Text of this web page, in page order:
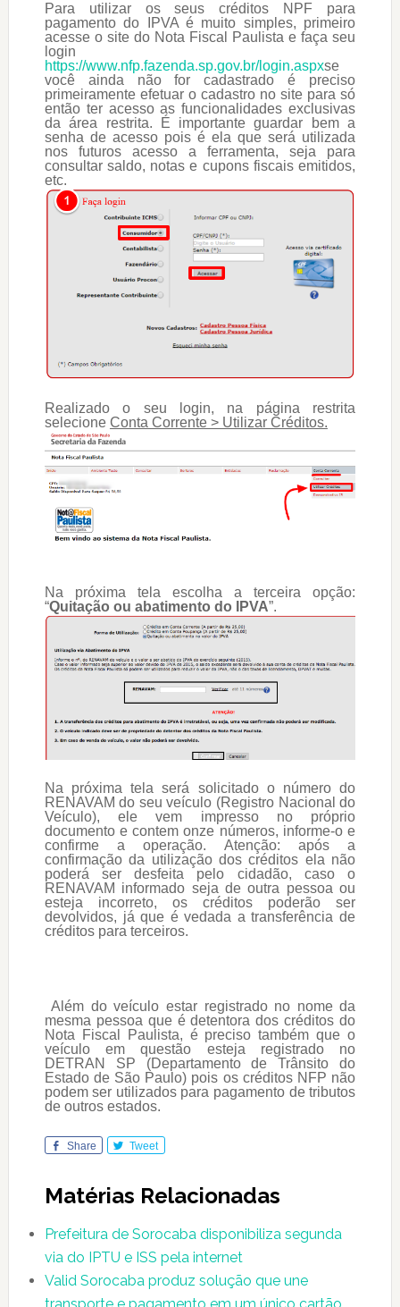
Para utilizar os seus créditos NPF para
pagamento do IPVA é muito simples, primeiro
acesse o site do Nota Fiscal Paulista e faça seu
login
https://www.nfp.fazenda.sp.gov.br/login.aspxse
você ainda não for cadastrado é preciso
primeiramente efetuar o cadastro no site para só
então ter acesso as funcionalidades exclusivas
da área restrita. É importante guardar bem a
senha de acesso pois é ela que será utilizada
nos futuros acesso a ferramenta, seja para
consultar saldo, notas e cupons fiscais emitidos,
etc.
Realizado o seu login, na página restrita
selecione Conta Corrente > Utilizar Créditos.
Na próxima tela escolha a terceira opção:
“Quitação ou abatimento do IPVA”.
Na próxima tela será solicitado o número do
RENAVAM do seu veículo (Registro Nacional do
Veículo), ele vem impresso no próprio
documento e contem onze números, informe-o e
confirme a operação. Atenção: após a
confirmação da utilização dos créditos ela não
poderá ser desfeita pelo cidadão, caso o
RENAVAM informado seja de outra pessoa ou
esteja incorreto, os créditos poderão ser
devolvidos, já que é vedada a transferência de
créditos para terceiros.
Além do veículo estar registrado no nome da
mesma pessoa que é detentora dos créditos do
Nota Fiscal Paulista, é preciso também que o
veículo em questão esteja registrado no
DETRAN SP (Departamento de Trânsito do
Estado de São Paulo) pois os créditos NFP não
podem ser utilizados para pagamento de tributos
de outros estados.
Share Tweet
Matérias Relacionadas
Prefeitura de Sorocaba disponibiliza segunda
via do IPTU e ISS pela internet
Valid Sorocaba produz solução que une